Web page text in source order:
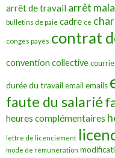
arrêt de travail arrêt
bulletins de paie cadre ce
congés payés contrat
convention collective courriel
durée du travail email emails
faute du salarié
heures complémentaires
lettre de licenciement
mode de rémunération